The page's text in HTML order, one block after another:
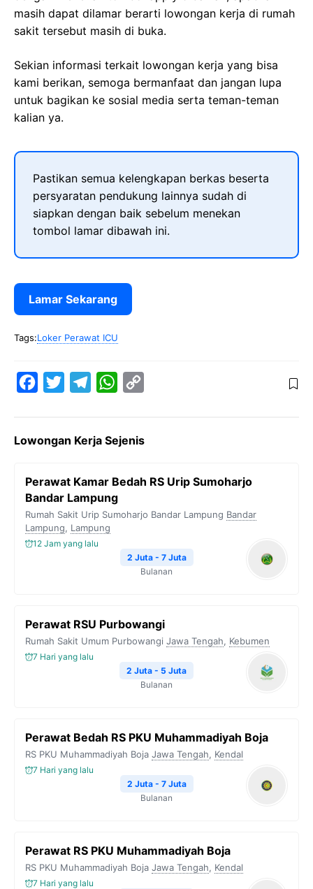
masih dapat dilamar berarti lowongan kerja di rumah
sakit tersebut masih di buka.
Sekian informasi terkait lowongan kerja yang bisa
kami berikan, semoga bermanfaat dan jangan lupa
untuk bagikan ke sosial media serta teman-teman
kalian ya.
Pastikan semua kelengkapan berkas beserta
persyaratan pendukung lainnya sudah di
siapkan dengan baik sebelum menekan
tombol lamar dibawah ini.
Lamar Sekarang
Tags:Loker Perawat ICU
e
o
k
t
e
e
r
a
m
W
t
A
y
i
Lowongan Kerja Sejenis
Perawat Kamar Bedah RS Urip Sumoharjo
Bandar Lampung
Rumah Sakit Urip Sumoharjo Bandar Lampung Bandar
Lampung, Lampung
12 Jam yang lalu
2 Juta - 7 Juta
Bulanan
Perawat RSU Purbowangi
Rumah Sakit Umum Purbowangi Jawa Tengah, Kebumen
7 Hari yang lalu
2 Juta - 5 Juta
Bulanan
Perawat Bedah RS PKU Muhammadiyah Boja
RS PKU Muhammadiyah Boja Jawa Tengah, Kendal
7 Hari yang lalu
2 Juta - 7 Juta
Bulanan
Perawat RS PKU Muhammadiyah Boja
RS PKU Muhammadiyah Boja Jawa Tengah, Kendal
7 Hari yang lalu